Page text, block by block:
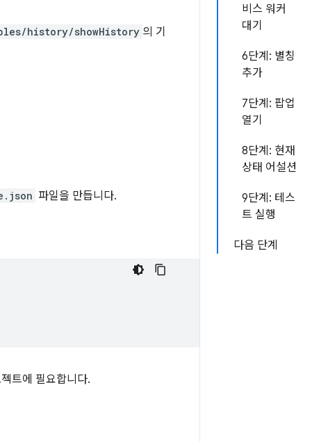
비스 워커
대기
6단계: 별칭
추가
7단계: 팝업
열기
8단계: 현재
상태 어설션
9단계: 테스
트 실행
다음 단계
history/showHistory 의 기
파일을 만듭니다.
트에 필요합니다.